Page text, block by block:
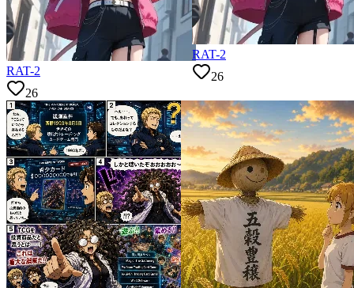
RAT-2
26
RAT-2
26